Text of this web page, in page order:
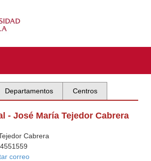
Departamentos Centros
- José María Tejedor Cabrera
Cabrera
correo